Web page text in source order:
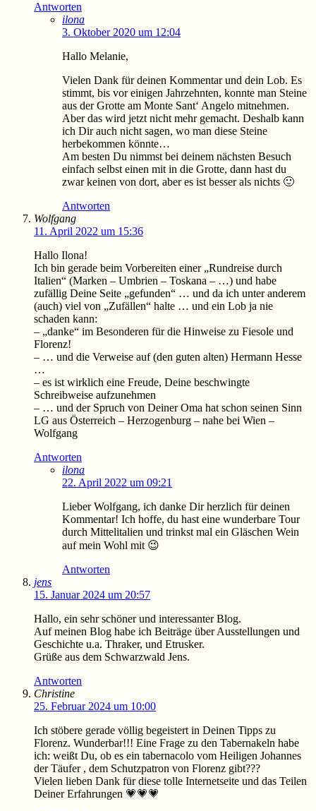
Antworten
ilona
3. Oktober 2020 um 12:04
Hallo Melanie,
Vielen Dank für deinen Kommentar und dein Lob. Es
stimmt, bis vor einigen Jahrzehnten, konnte man Steine
aus der Grotte am Monte Sant‘ Angelo mitnehmen.
Aber das wird jetzt nicht mehr gemacht. Deshalb kann
ich Dir auch nicht sagen, wo man diese Steine
herbekommen könnte…
Am besten Du nimmst bei deinem nächsten Besuch
einfach selbst einen mit in die Grotte, dann hast du
zwar keinen von dort, aber es ist besser als nichts 🙂
Antworten
Wolfgang
11. April 2022 um 15:36
Hallo Ilona!
Ich bin gerade beim Vorbereiten einer „Rundreise durch
Italien“ (Marken – Umbrien – Toskana – …) und habe
zufällig Deine Seite „gefunden“ … und da ich unter anderem
(auch) viel von „Zufällen“ halte … und ein Lob ja nie
schaden kann:
– „danke“ im Besonderen für die Hinweise zu Fiesole und
Florenz!
– … und die Verweise auf (den guten alten) Hermann Hesse
…
– es ist wirklich eine Freude, Deine beschwingte
Schreibweise aufzunehmen
– … und der Spruch von Deiner Oma hat schon seinen Sinn
LG aus Österreich – Herzogenburg – nahe bei Wien –
Wolfgang
Antworten
ilona
22. April 2022 um 09:21
Lieber Wolfgang, ich danke Dir herzlich für deinen
Kommentar! Ich hoffe, du hast eine wunderbare Tour
durch Mittelitalien und trinkst mal ein Gläschen Wein
auf mein Wohl mit 😉
Antworten
jens
15. Januar 2024 um 20:57
Hallo, ein sehr schöner und interessanter Blog.
Auf meinen Blog habe ich Beiträge über Ausstellungen und
Geschichte u.a. Thraker, und Etrusker.
Grüße aus dem Schwarzwald Jens.
Antworten
Christine
25. Februar 2024 um 10:00
Ich stöbere gerade völlig begeistert in Deinen Tipps zu
Florenz. Wunderbar!!! Eine Frage zu den Tabernakeln habe
ich: weißt Du, ob es ein tabernacolo vom Heiligen Johannes
der Täufer , dem Schutzpatron von Florenz gibt???
Vielen lieben Dank für diese tolle Internetseite und das Teilen
Deiner Erfahrungen 💗💗💗